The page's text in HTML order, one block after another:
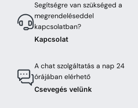
Segítségre van szükséged a
megrendeléseddel
kapcsolatban?
Kapcsolat
A chat szolgáltatás a nap 24
órájában elérhető
Csevegés velünk